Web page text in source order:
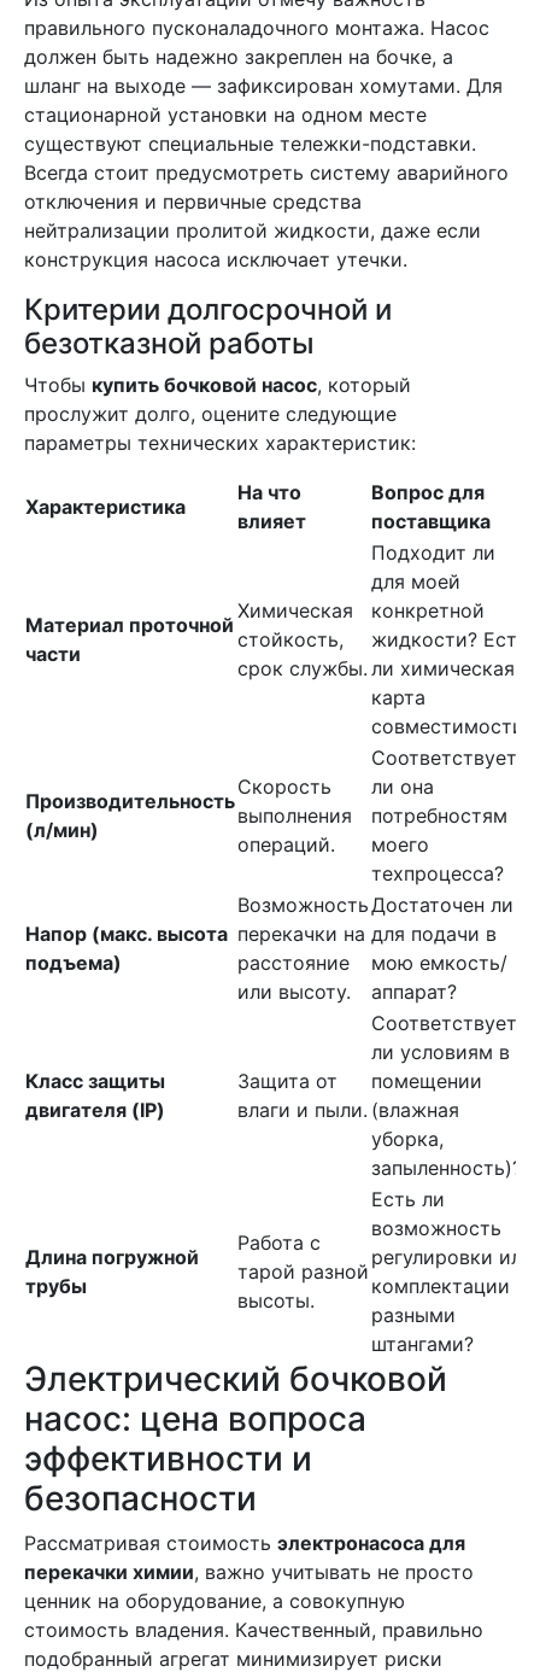
правильного пусконаладочного монтажа. Насос
должен быть надежно закреплен на бочке, а
шланг на выходе — зафиксирован хомутами. Для
стационарной установки на одном месте
существуют специальные тележки-подставки.
Всегда стоит предусмотреть систему аварийного
отключения и первичные средства
нейтрализации пролитой жидкости, даже если
конструкция насоса исключает утечки.
Критерии долгосрочной и
безотказной работы
Чтобы купить бочковой насос, который
прослужит долго, оцените следующие
параметры технических характеристик:
Характеристика
На что
влияет
Вопрос для
поставщика
Материал проточной
части
Химическая
стойкость,
срок службы.
Подходит ли
для моей
конкретной
жидкости? Есть
ли химическая
карта
совместимости?
Производительность
(л/мин)
Скорость
выполнения
операций.
Соответствует
ли она
потребностям
моего
техпроцесса?
Напор (макс. высота
подъема)
Возможность
перекачки на
расстояние
или высоту.
Достаточен ли
для подачи в
мою емкость/
аппарат?
Класс защиты
двигателя (IP)
Защита от
влаги и пыли.
Соответствует
ли условиям в
помещении
(влажная
уборка,
запыленность)?
Длина погружной
трубы
Работа с
тарой разной
высоты.
Есть ли
возможность
регулировки или
комплектации
разными
штангами?
Электрический бочковой
насос: цена вопроса
эффективности и
безопасности
Рассматривая стоимость электронасоса для
перекачки химии, важно учитывать не просто
ценник на оборудование, а совокупную
стоимость владения. Качественный, правильно
подобранный агрегат минимизирует риски